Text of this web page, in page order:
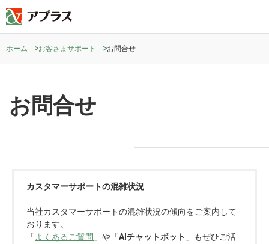
ホーム お客さまサポート お問合せ
お問合せ
カスタマーサポートの混雑状況
当社カスタマーサポートの混雑状況の傾向をご案内して
おります。
「 よくあるご質問 」や「AIチャットボット 」もぜひご活